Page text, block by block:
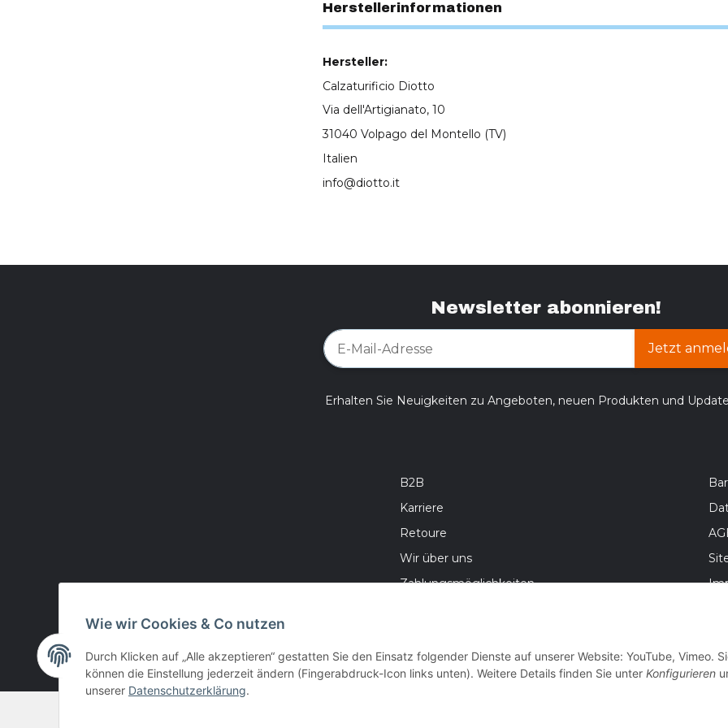
Herstellerinformationen
Hersteller:
Calzaturificio Diotto
Via dell'Artigianato, 10
31040 Volpago del Montello (TV)
Italien
info@diotto.it
Newsletter abonnieren!
Jetzt
Erhalten Sie Neuigkeiten zu Angeboten, neuen Produkten und
B2B
Karriere
Retoure
Wir über uns
Zahlungsmöglichkeiten
Wie wir Cookies & Co nutzen
Durch Klicken auf „Alle akzeptieren“ gestatten Sie den Einsatz folgender Dienste auf unserer Website: YouTube, Vimeo.
können die Einstellung jederzeit ändern (Fingerabdruck-Icon links unten). Weitere Details finden Sie unter Konfigurieren
unserer Datenschutzerklärung.